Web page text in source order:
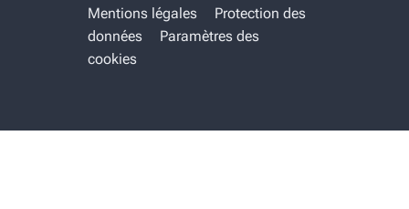
Mentions légales
Protection des
données
Paramètres des
cookies